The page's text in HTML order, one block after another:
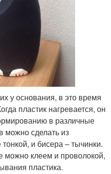
у основания, в это время
пластик нагревается, он
в различные
можно сделать из
и бисера – тычинки.
можно клеем и проволокой,
пластика.